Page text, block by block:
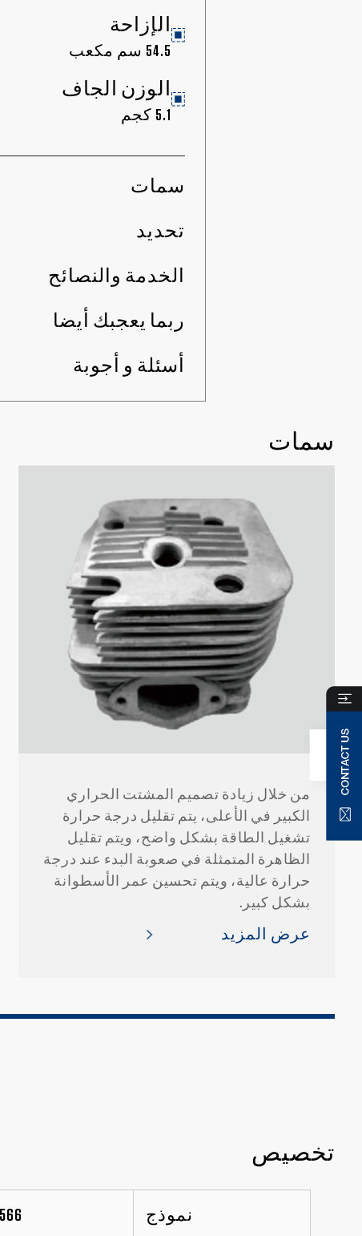
الإزاحة
54.5 سم مكعب
الوزن الجاف
5.1 كجم
سمات
تحديد
الخدمة والنصائح
ربما يعجبك أيضا
أسئلة و أجوبة
سمات
من خلال زيادة تصميم المشتت الحراري
الكبير في الأعلى، يتم تقليل درجة حرارة
تشغيل الطاقة بشكل واضح، ويتم تقليل
الظاهرة المتمثلة في صعوبة البدء عند درجة
حرارة عالية، ويتم تحسين عمر الأسطوانة
بشكل كبير.
عرض المزيد
تخصيص
نموذج